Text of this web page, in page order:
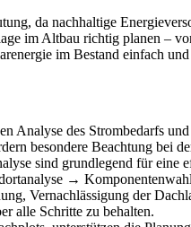
da nachhaltige
im Altbau richtig planen –
im Bestand einfach
Analyse des Strombedarfs
besondere Beachtung bei
sind grundlegend für eine
→
Vernachlässigung der
alle Schritte zu behalten.